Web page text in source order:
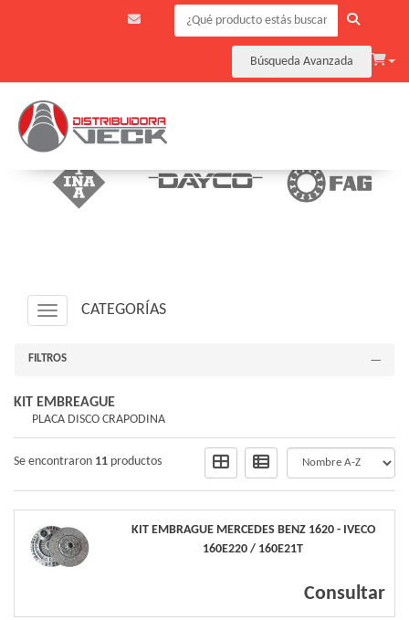
Búsqueda Avanzada
Navigation ein-/ausblenden
CATEGORÍAS
FILTROS
KIT EMBREAGUE
PLACA DISCO CRAPODINA
Se encontraron 11 productos
KIT EMBRAGUE MERCEDES BENZ 1620 - IVECO
160E220 / 160E21T
Consultar